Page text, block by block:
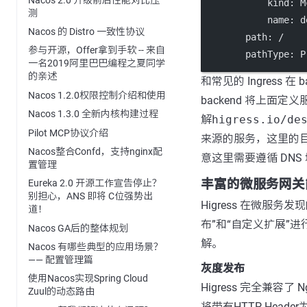
测
Nacos 的 Distro 一致性协议
参与开源，Offer拿到手软 -- 来自
一名2019阿里巴巴编程之夏同学
的亲述
Nacos 1.2.0权限控制介绍和使用
Nacos 1.3.0 全新内核构建过程
Pilot MCP协议介绍
Nacos整合Confd，支持nginx配
置管理
Eureka 2.0 开源工作宣告停止？
别担心，ANS 即将 C位强势出
道！
Nacos GA后的整体规划
Nacos 有哪些典型的应用场景？
—— 配置管理篇
使用Nacos实现Spring Cloud
Zuul的动态路由
kind :
name:
path: /
pathType:
和常见的 Ingress 在
backend 将上面定义
解higress.io/
来源的服务，这里的
意这里需要遵循 DNS
丰富的微服务网
Higress 在微服务发
布”和“自定义扩展”
解。
灰度发布
Higress 完全兼容了